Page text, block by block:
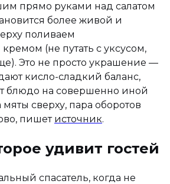
прямо руками над салатом
более живой и
поливаем
(не путать с уксусом,
Это не просто украшение —
кисло-сладкий баланс,
блюдо на совершенно иной
сверху, пара оборотов
пишет источник.
удивит гостей
спасатель, когда не